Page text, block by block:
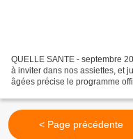
QUELLE SANTE - septembre
à inviter dans nos assiettes, et
âgées précise le programme
< Page précédente